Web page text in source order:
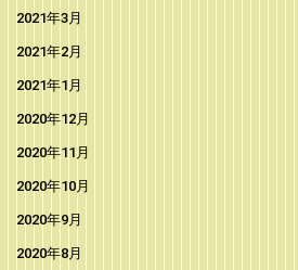
2021年3月
2021年2月
2021年1月
2020年12月
2020年11月
2020年10月
2020年9月
2020年8月